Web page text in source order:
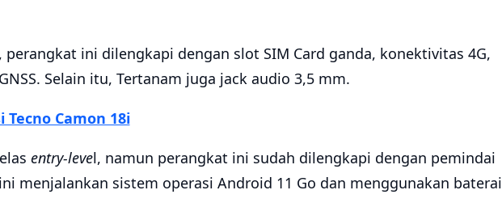
ini dilengkapi dengan slot SIM Card ganda, konektivitas 4G,
Selain itu, Tertanam juga jack audio 3,5 mm.
Tecno Camon 18i
entry-level, namun perangkat ini sudah dilengkapi dengan pemindai
menjalankan sistem operasi Android 11 Go dan menggunakan baterai